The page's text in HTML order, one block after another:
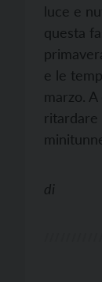
luce e
questa
e le
marzo.
ritardare
di